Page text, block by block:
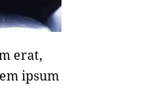
erat,
ipsum